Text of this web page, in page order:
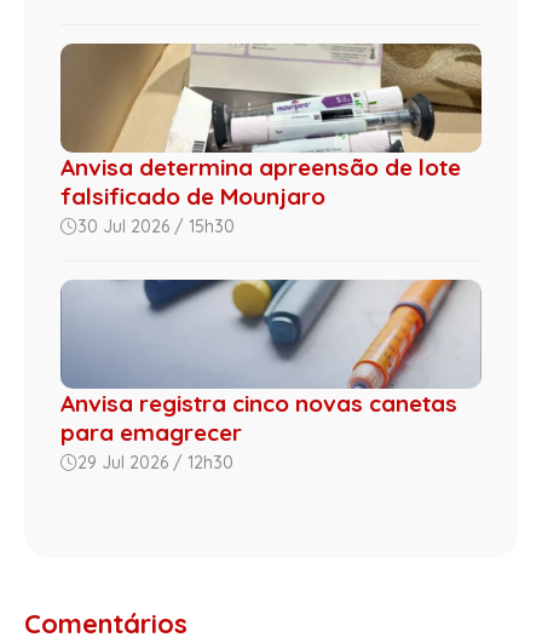
Anvisa determina apreensão de lote
falsificado de Mounjaro
30 Jul 2026 / 15h30
Anvisa registra cinco novas canetas
para emagrecer
29 Jul 2026 / 12h30
Comentários